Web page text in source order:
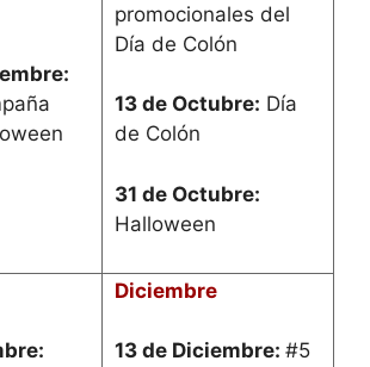
promocionales del
Día de Colón
13 de Octubre: Día
de Colón
31 de Octubre:
Halloween
Diciembre
13 de Diciembre: #5